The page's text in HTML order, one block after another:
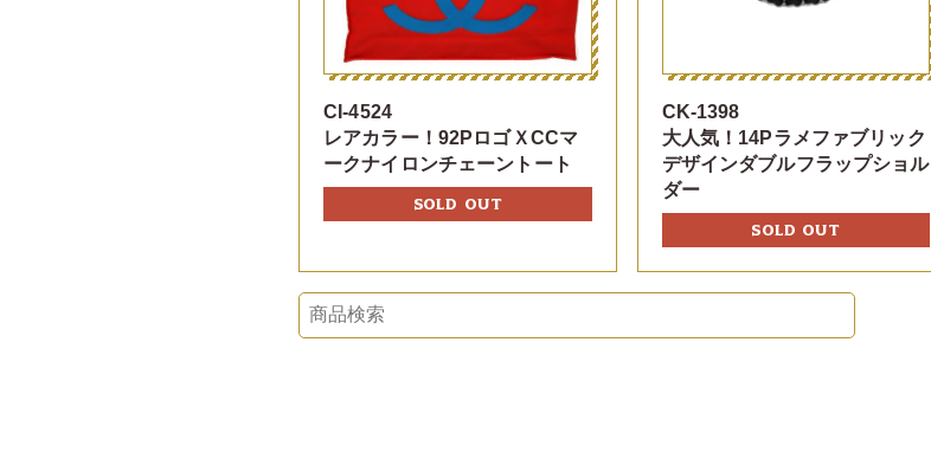
CI-4524
レアカラー！92PロゴＸCCマ
ークナイロンチェーントート
SOLD OUT
CK-1398
大人気！14Pラメファブリック
デザインダブルフラップショル
ダー
SOLD OUT